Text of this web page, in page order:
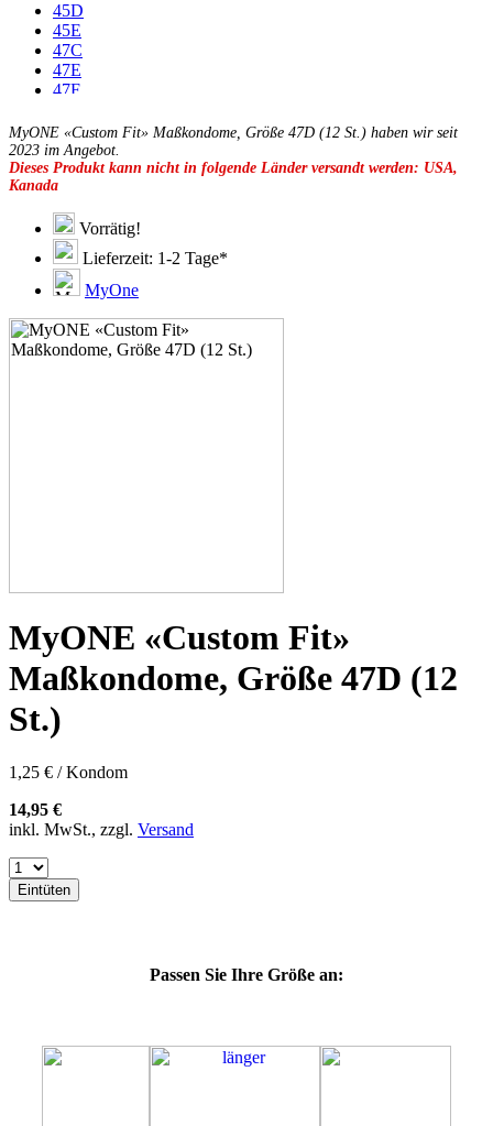
45D
45E
47C
47E
47F
49D
49E
49F
49G
51C
51D
51E
51F
51G
53C
53D
57G
57H
57K
60E
60F
60G
60J
60K
60L
64E
64K
64L
MyONE «Custom Fit» Maßkondome, Größe 47D (12 St.) haben wir seit
2023 im Angebot.
Dieses Produkt kann nicht in folgende Länder versandt werden: USA,
Kanada
Vorrätig!
Lieferzeit: 1-2 Tage*
MyOne
MyONE «Custom Fit»
Maßkondome, Größe 47D (12
St.)
1,25 € / Kondom
14,95 €
inkl. MwSt., zzgl. Versand
Eintüten
Passen Sie Ihre Größe an: